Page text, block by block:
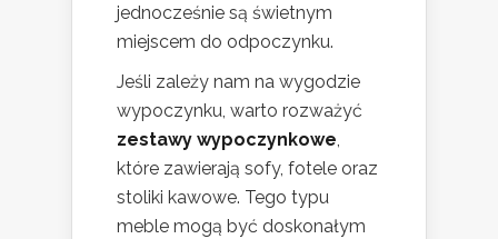
jednocześnie są świetnym
miejscem do odpoczynku.
Jeśli zależy nam na wygodzie
wypoczynku, warto rozważyć
zestawy wypoczynkowe,
które zawierają sofy, fotele oraz
stoliki kawowe. Tego typu
meble mogą być doskonałym